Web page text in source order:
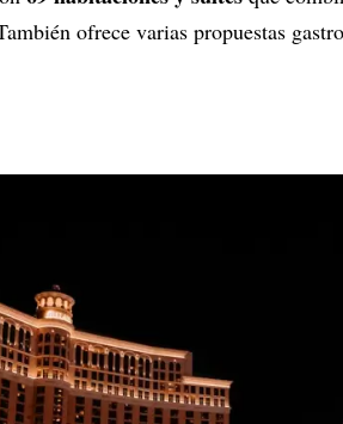
ofrece varias propuestas